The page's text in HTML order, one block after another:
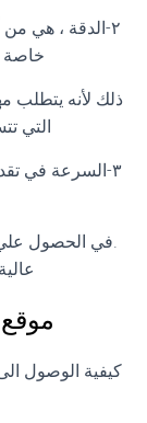
٢-الدقة ، هي من
خاصة
ذلك لأنه يتطلب
التي
٣-السرعة في
.في الحصول
كيفية الوصول